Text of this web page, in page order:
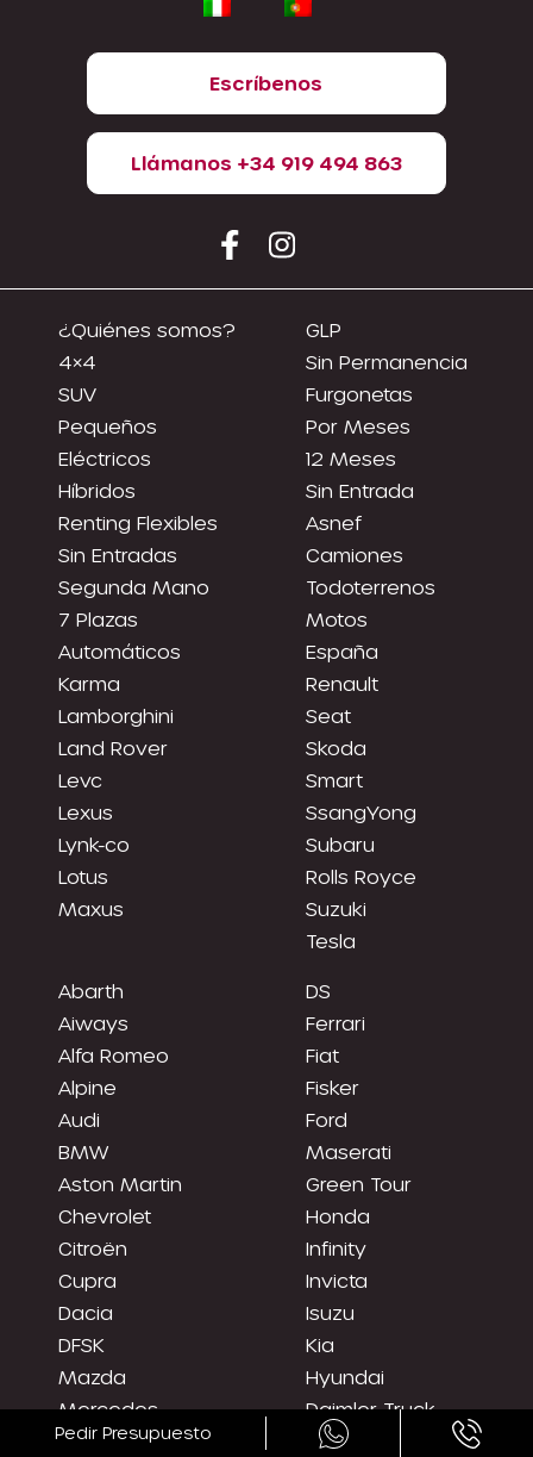
Escríbenos
Llámanos +34 919 494 863
¿Quiénes somos?
4×4
SUV
Pequeños
Eléctricos
Híbridos
Renting Flexibles
Sin Entradas
Segunda Mano
7 Plazas
Automáticos
Karma
Lamborghini
Land Rover
Levc
Lexus
Lynk-co
Lotus
Maxus
Abarth
Aiways
Alfa Romeo
Alpine
Audi
BMW
Aston Martin
Chevrolet
Citroën
Cupra
Dacia
DFSK
Mazda
Mercedes
MG
DS
Ferrari
Fiat
Fisker
Ford
Maserati
Green Tour
Honda
Infinity
Invicta
Isuzu
Kia
Hyundai
Daimler Truck
Jaguar
GLP
Sin Permanencia
Furgonetas
Por Meses
12 Meses
Sin Entrada
Asnef
Camiones
Todoterrenos
Motos
España
Renault
Seat
Skoda
Smart
SsangYong
Subaru
Rolls Royce
Suzuki
Tesla
Pedir Presupuesto